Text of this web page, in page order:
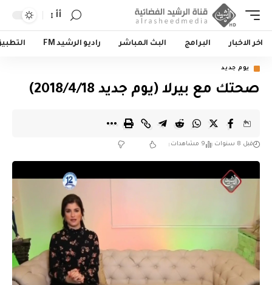
أأ
اخر الاخبار البرامج البث المباشر راديو الرشيد FM
يوم جديد
صحتك مع بيرلا (يوم جديد 2018/4/18)
قبل 8 سنوات 9 مشاهدات